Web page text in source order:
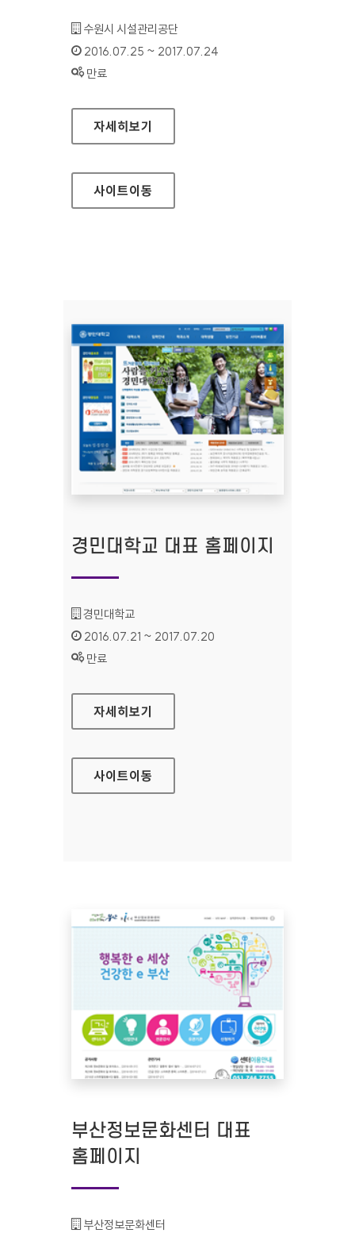
기관명 :
수원시 시설관리공단
인증기간 :
2016.07.25 ~ 2017.07.24
상태 :
만료
수원시 시설관리공단 대표 홈페이지
자세히보기
사이트이동
경민대학교 대표 홈페이지
기관명 :
경민대학교
인증기간 :
2016.07.21 ~ 2017.07.20
상태 :
만료
경민대학교 대표 홈페이지
자세히보기
사이트이동
부산정보문화센터 대표
홈페이지
기관명 :
부산정보문화센터